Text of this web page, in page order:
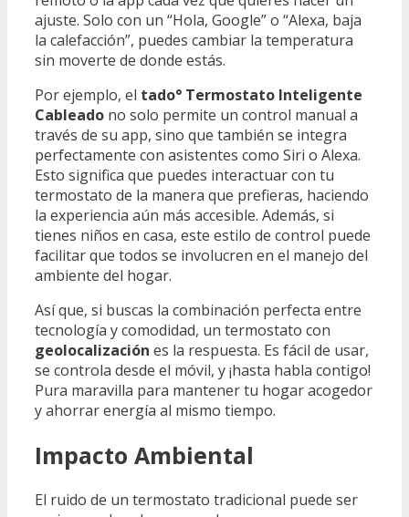
ajuste. Solo con un “Hola, Google” o “Alexa, baja
la calefacción”, puedes cambiar la temperatura
sin moverte de donde estás.
Por ejemplo, el tado° Termostato Inteligente
Cableado no solo permite un control manual a
través de su app, sino que también se integra
perfectamente con asistentes como Siri o Alexa.
Esto significa que puedes interactuar con tu
termostato de la manera que prefieras, haciendo
la experiencia aún más accesible. Además, si
tienes niños en casa, este estilo de control puede
facilitar que todos se involucren en el manejo del
ambiente del hogar.
Así que, si buscas la combinación perfecta entre
tecnología y comodidad, un termostato con
geolocalización es la respuesta. Es fácil de usar,
se controla desde el móvil, y ¡hasta habla contigo!
Pura maravilla para mantener tu hogar acogedor
y ahorrar energía al mismo tiempo.
Impacto Ambiental
El ruido de un termostato tradicional puede ser